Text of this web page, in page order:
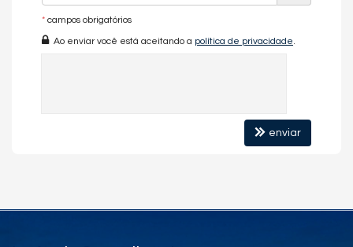
* campos obrigatórios
Ao enviar você está aceitando a política de privacidade
enviar